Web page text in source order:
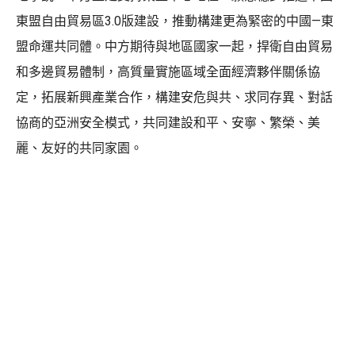
東盟自由貿易區3.0版建設，推動構建更為緊密的中國—東
盟命運共同體。中方期待與地區國家一起，捍衛自由貿易
和多邊貿易體制，高質量實施區域全面經濟夥伴關係協
定，拓展新興產業合作，構建安危與共、求同存異、對話
協商的亞洲安全模式，共同建設和平、安寧、繁榮、美
麗、友好的共同家園。